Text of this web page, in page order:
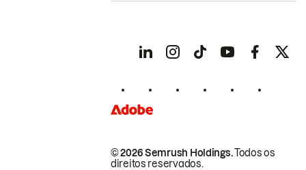
© 2026 Semrush Holdings.Todos os
direitos reservados.